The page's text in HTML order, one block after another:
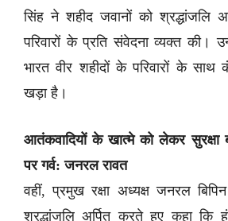
सिंह ने शहीद जवानों को श्रद्धांजलि
परिवारों के प्रति संवेदना व्यक्त की।
भारत वीर शहीदों के परिवारों के
खड़ा है।
आतंकवादियों के खात्मे को लेकर सुरक्षा
पर गर्व: जनरल रावत
वहीं, प्रमुख रक्षा अध्यक्ष जनरल
श्रद्धांजलि अर्पित करते हुए कहा कि